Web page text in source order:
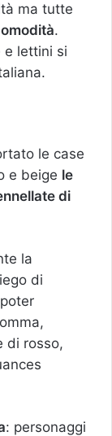
ma tutte
.
e lettini si
le case
e beige le
di
la
di
di rosso,
: personaggi